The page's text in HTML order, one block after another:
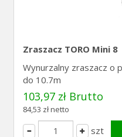
Zraszacz TORO Mini 8
Wynurzalny zraszacz o
do 10.7m
103,97 zł Brutto
84,53 zł netto
szt